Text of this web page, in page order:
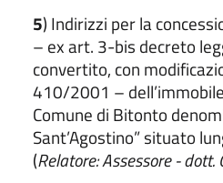
5) Indirizzi per la
– ex art. 3-bis decreto
convertito, con
410/2001 –
Comune di Bitonto
Sant’Agostino” situato
(Relatore: Assessore - dott.